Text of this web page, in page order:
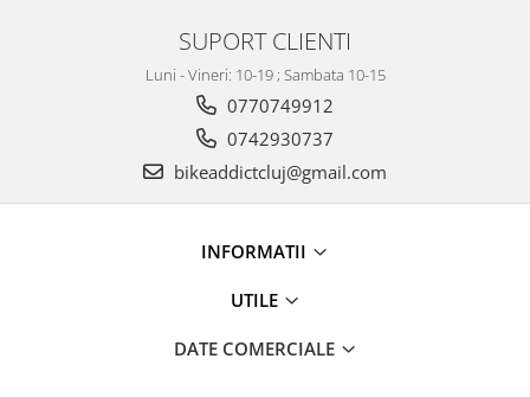
SUPORT CLIENTI
Luni - Vineri: 10-19 ; Sambata 10-15
0770749912
0742930737
bikeaddictcluj@gmail.com
INFORMATII
UTILE
DATE COMERCIALE